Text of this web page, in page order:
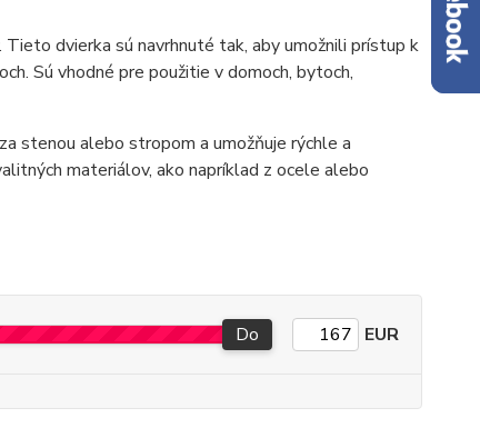
dvierka sú navrhnuté tak, aby umožnili prístup k
Sú vhodné pre použitie v domoch, bytoch,
stenou alebo stropom a umožňuje rýchle a
materiálov, ako napríklad z ocele alebo
Do EUR